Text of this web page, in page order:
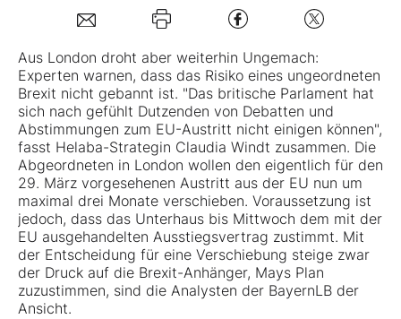
Folgen Sie uns
Kontakt
Aus London droht aber weiterhin Ungemach:
Experten warnen, dass das Risiko eines ungeordneten
Brexit nicht gebannt ist. "Das britische Parlament hat
sich nach gefühlt Dutzenden von Debatten und
Abstimmungen zum EU-Austritt nicht einigen können",
fasst Helaba-Strategin Claudia Windt zusammen. Die
Abgeordneten in London wollen den eigentlich für den
29. März vorgesehenen Austritt aus der EU nun um
maximal drei Monate verschieben. Voraussetzung ist
jedoch, dass das Unterhaus bis Mittwoch dem mit der
EU ausgehandelten Ausstiegsvertrag zustimmt. Mit
der Entscheidung für eine Verschiebung steige zwar
der Druck auf die Brexit-Anhänger, Mays Plan
zuzustimmen, sind die Analysten der BayernLB der
Ansicht.